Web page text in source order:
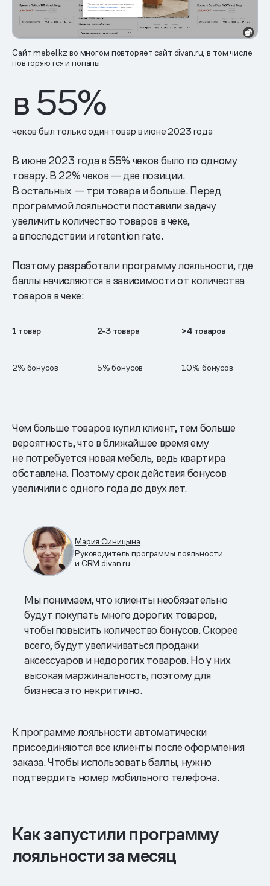
Сайт mebel.kz во многом повторяет сайт divan.ru, в том числе
повторяются и попапы
в55%
чеков был только один товар в июне 2023 года
В июне 2023 года в 55% чеков было по одному
товару. В 22% чеков — две позиции.
В остальных — три товара и больше. Перед
программой лояльности поставили задачу
увеличить количество товаров в чеке,
а впоследствии и retention rate.
Поэтому разработали программу лояльности, где
баллы начисляются в зависимости от количества
товаров в чеке:
1 товар 2-3 товара >4 товаров
2% бонусов 5% бонусов 10% бонусов
Чем больше товаров купил клиент, тем больше
вероятность, что в ближайшее время ему
не потребуется новая мебель, ведь квартира
обставлена. Поэтому срок действия бонусов
увеличили с одного года до двух лет.
Мария Синицына
Руководитель программы лояльности
и CRM divan.ru
Мы понимаем, что клиенты необязательно
будут покупать много дорогих товаров,
чтобы повысить количество бонусов. Скорее
всего, будут увеличиваться продажи
аксессуаров и недорогих товаров. Но у них
высокая маржинальность, поэтому для
бизнеса это некритично.
К программе лояльности автоматически
присоединяются все клиенты после оформления
заказа. Чтобы использовать баллы, нужно
подтвердить номер мобильного телефона.
Как запустили программу
лояльности за месяц